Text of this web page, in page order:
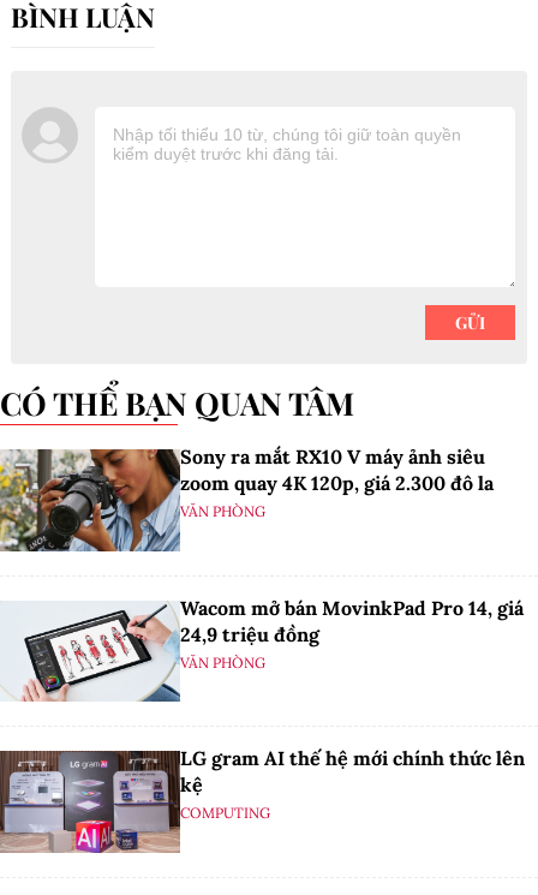
CÓ THỂ BẠN QUAN TÂM
Sony ra mắt RX10 V máy ảnh siêu
zoom quay 4K 120p, giá 2.300 đô la
VĂN PHÒNG
Wacom mở bán MovinkPad Pro 14, giá
24,9 triệu đồng
VĂN PHÒNG
LG gram AI thế hệ mới chính thức lên
kệ
COMPUTING